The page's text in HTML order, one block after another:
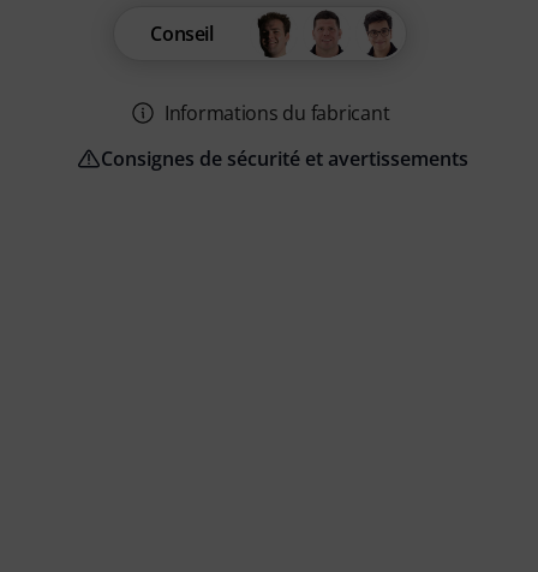
Conseil
Informations du fabricant
Consignes de sécurité et avertissements